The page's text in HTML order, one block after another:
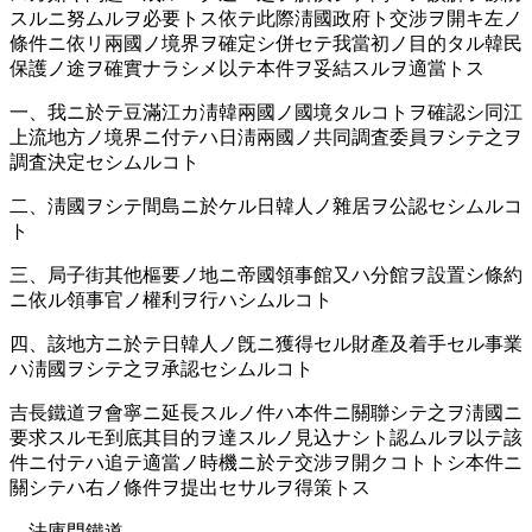
スルニ努ムルヲ必要トス依テ此際淸國政府ト交涉ヲ開キ左ノ
條件ニ依リ兩國ノ境界ヲ確定シ併セテ我當初ノ目的タル韓民
保護ノ途ヲ確實ナラシメ以テ本件ヲ妥結スルヲ適當トス
一、我ニ於テ豆滿江カ淸韓兩國ノ國境タルコトヲ確認シ同江
上流地方ノ境界ニ付テハ日淸兩國ノ共同調査委員ヲシテ之ヲ
調査決定セシムルコト
二、淸國ヲシテ間島ニ於ケル日韓人ノ雜居ヲ公認セシムルコ
ト
三、局子街其他樞要ノ地ニ帝國領事館又ハ分館ヲ設置シ條約
ニ依ル領事官ノ權利ヲ行ハシムルコト
四、該地方ニ於テ日韓人ノ旣ニ獲得セル財產及着手セル事業
ハ淸國ヲシテ之ヲ承認セシムルコト
吉長鐵道ヲ會寧ニ延長スルノ件ハ本件ニ關聯シテ之ヲ淸國ニ
要求スルモ到底其目的ヲ達スルノ見込ナシト認ムルヲ以テ該
件ニ付テハ追テ適當ノ時機ニ於テ交涉ヲ開クコトトシ本件ニ
關シテハ右ノ條件ヲ提出セサルヲ得策トス